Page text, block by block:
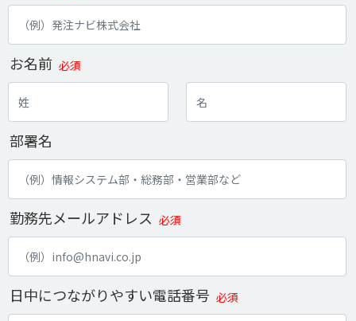
お名前 必須
部署名
勤務先メールアドレス 必須
日中につながりやすい電話番号 必須